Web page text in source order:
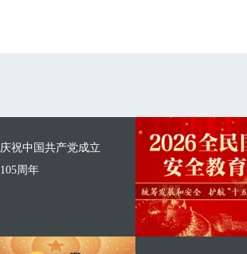
庆祝中国共产党成立
105周年